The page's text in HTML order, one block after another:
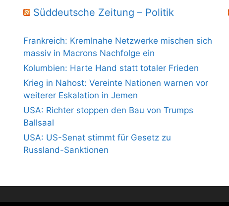
Süddeutsche Zeitung – Politik
Frankreich: Kremlnahe Netzwerke mischen sich
massiv in Macrons Nachfolge ein
Kolumbien: Harte Hand statt totaler Frieden
Krieg in Nahost: Vereinte Nationen warnen vor
weiterer Eskalation in Jemen
USA: Richter stoppen den Bau von Trumps
Ballsaal
USA: US-Senat stimmt für Gesetz zu
Russland-Sanktionen